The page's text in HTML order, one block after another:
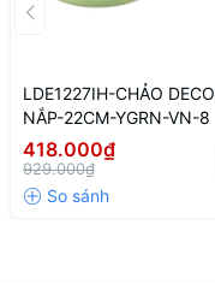
- Sản phẩm an toàn
tục và giữ nhiệt tuyệt vời.
ăn.
- Đáy được cấu tạo từ
LDE1227IH-CHẢO
NẮP-22CM-YGRN-VN-8
418.000₫
929.000₫